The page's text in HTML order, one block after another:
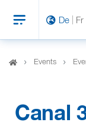
De Fr
Events
Canal